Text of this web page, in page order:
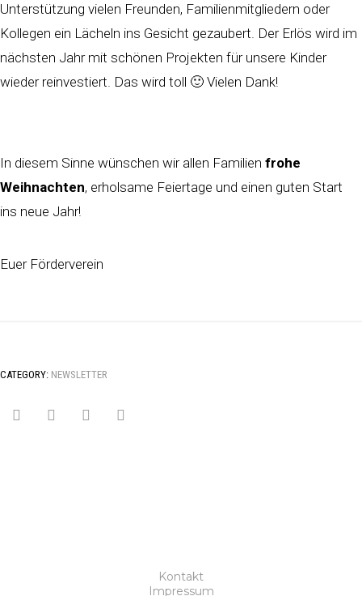
Unterstützung vielen Freunden, Familienmitgliedern oder
Kollegen ein Lächeln ins Gesicht gezaubert. Der Erlös wird im
nächsten Jahr mit schönen Projekten für unsere Kinder
wieder reinvestiert. Das wird toll 🙂 Vielen Dank!
In diesem Sinne wünschen wir allen Familien frohe
Weihnachten, erholsame Feiertage und einen guten Start
ins neue Jahr!
Euer Förderverein
CATEGORY: NEWSLETTER
Kontakt
Impressum